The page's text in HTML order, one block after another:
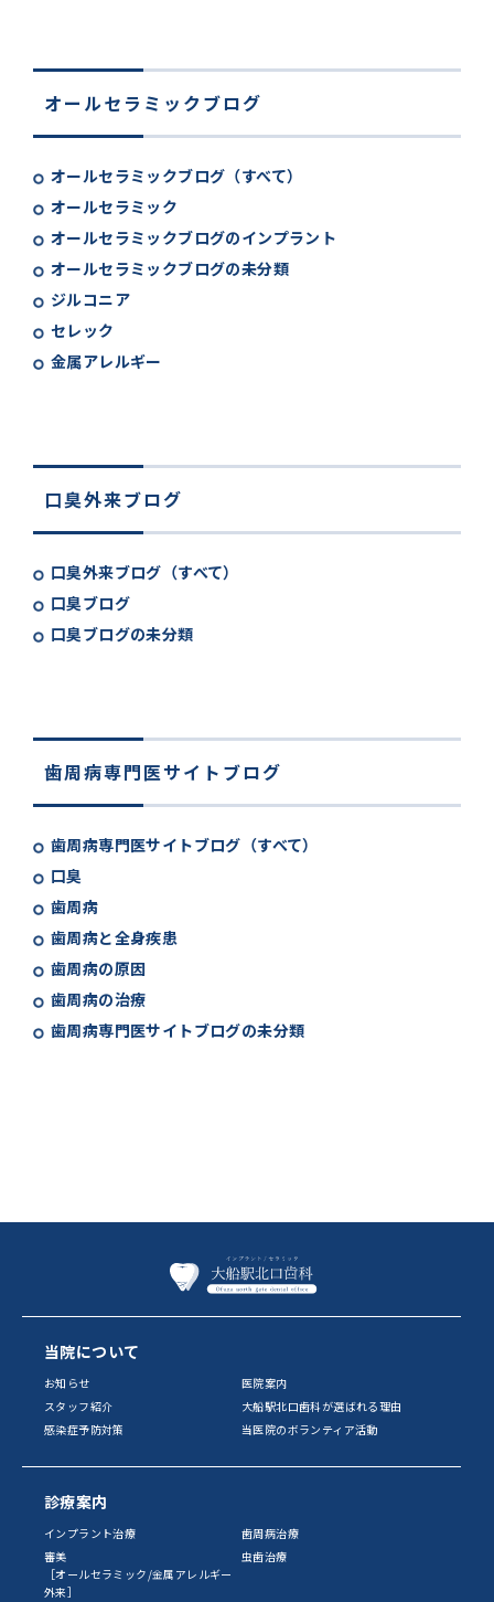
オールセラミックブログ
オールセラミックブログ（すべて）
オールセラミック
オールセラミックブログのインプラント
オールセラミックブログの未分類
ジルコニア
セレック
金属アレルギー
口臭外来ブログ
口臭外来ブログ（すべて）
口臭ブログ
口臭ブログの未分類
歯周病専門医サイトブログ
歯周病専門医サイトブログ（すべて）
口臭
歯周病
歯周病と全身疾患
歯周病の原因
歯周病の治療
歯周病専門医サイトブログの未分類
当院について
お知らせ
医院案内
スタッフ紹介
大船駅北口歯科が選ばれる理由
感染症予防対策
当医院のボランティア活動
診療案内
インプラント治療
歯周病治療
審美
［オールセラミック/金属アレルギー
外来］
虫歯治療